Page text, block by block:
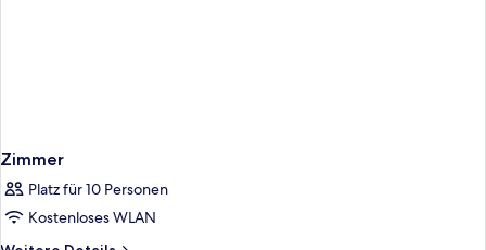
Zimmer
Platz für 10 Personen
Kostenloses WLAN